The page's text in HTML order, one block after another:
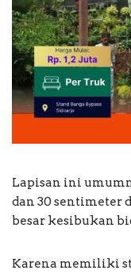
Lapisan ini
dan 30 sentimeter
besar kesibukan
Karena memiliki